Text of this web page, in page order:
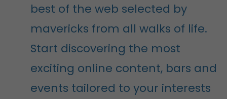
best of the web selected by
mavericks from all walks of life.
Start discovering the most
exciting online content, bars and
events tailored to your interests